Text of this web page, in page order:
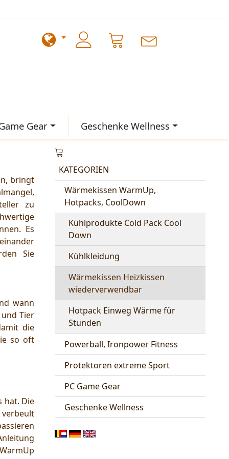
Gear Geschenke Wellness
bringt
zu
Es
Sie
wann
Tier
die
so oft
hat. Die
KATEGORIEN
Wärmekissen WarmUp,
Hotpacks, CoolDown
Kühlprodukte Cold Pack Cool
Down
Kühlkleidung
Wärmekissen Heizkissen
wiederverwendbar
Hotpack Einweg Wärme für
Stunden
Powerball, Ironpower Fitness
Protektoren extreme Sport
PC Game Gear
Geschenke Wellness